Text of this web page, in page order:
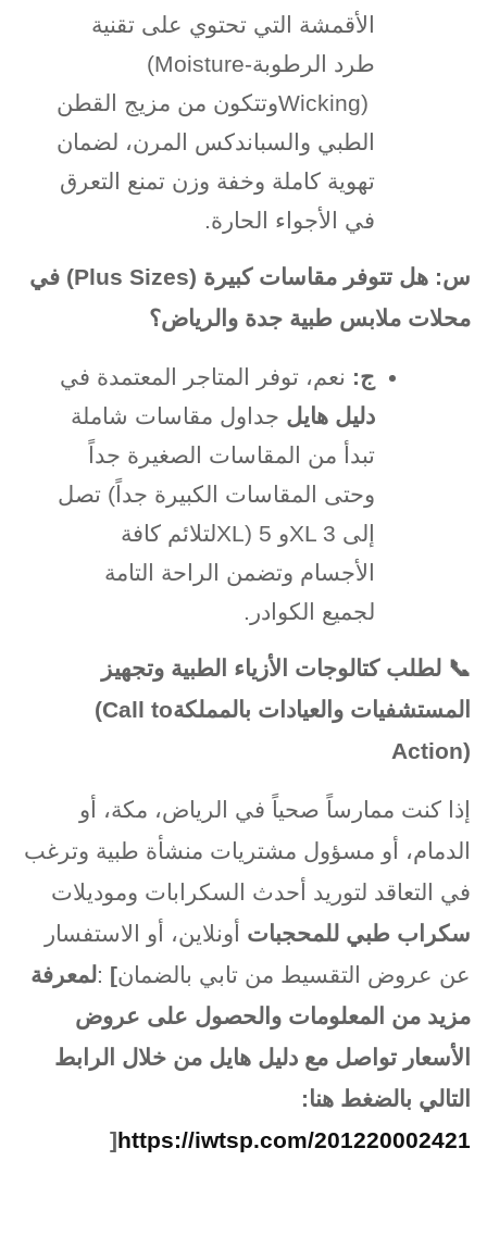
الأقمشة التي تحتوي على تقنية
طرد الرطوبة(Moisture-
Wicking)وتتكون من مزيج القطن
الطبي والسباندكس المرن، لضمان
تهوية كاملة وخفة وزن تمنع التعرق
في الأجواء الحارة.
س: هل تتوفر مقاسات كبيرة (Plus Sizes) في
محلات ملابس طبية جدة والرياض؟
ج: نعم، توفر المتاجر المعتمدة في
دليل هايل جداول مقاسات شاملة
تبدأ من المقاسات الصغيرة جداً
وحتى المقاسات الكبيرة جداً ( تصل
إلى 3
XLو 5 XL)لتلائم كافة
الأجسام وتضمن الراحة التامة
لجميع الكوادر .
📞 لطلب كتالوجات الأزياء الطبية وتجهيز
المستشفيات والعيادات بالمملكة(Call to
Action)
إذا كنت ممارساً صحياً في الرياض، مكة، أو
الدمام، أو مسؤول مشتريات منشأة طبية وترغب
في التعاقد لتوريد أحدث السكرابات وموديلات
سكراب طبي للمحجبات أونلاين، أو الاستفسار
عن عروض التقسيط من تابي بالضمان
: [ لمعرفة
مزيد من المعلومات والحصول على عروض
الأسعار تواصل مع دليل هايل من خلال الرابط
التالي بالضغط هنا:
https://iwtsp.com/201220002421
]